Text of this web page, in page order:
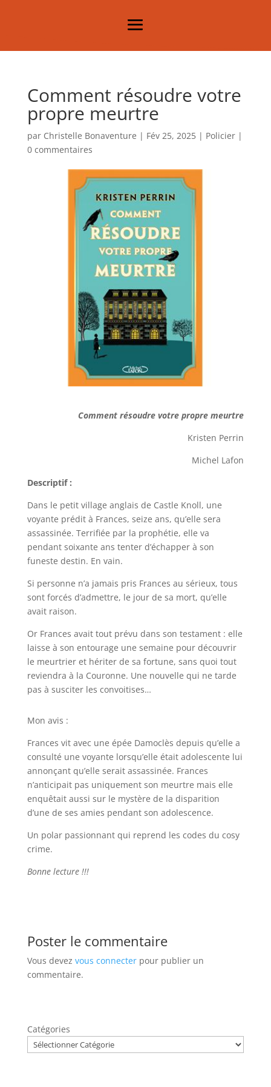
Comment résoudre votre
propre meurtre
par Christelle Bonaventure | Fév 25, 2025| Policier|
0 commentaires
Comment résoudre votre propre meurtre
Kristen Perrin
Michel Lafon
Descriptif :
Dans le petit village anglais de Castle Knoll, une
voyante prédit à Frances, seize ans, qu’elle sera
assassinée. Terrifiée par la prophétie, elle va
pendant soixante ans tenter d’échapper à son
funeste destin. En vain.
Si personne n’a jamais pris Frances au sérieux, tous
sont forcés d’admettre, le jour de sa mort, qu’elle
avait raison.
Or Frances avait tout prévu dans son testament : elle
laisse à son entourage une semaine pour découvrir
le meurtrier et hériter de sa fortune, sans quoi tout
reviendra à la Couronne. Une nouvelle qui ne tarde
pas à susciter les convoitises…
Mon avis :
Frances vit avec une épée Damoclès depuis qu’elle a
consulté une voyante lorsqu’elle était adolescente lui
annonçant qu’elle serait assassinée. Frances
n’anticipait pas uniquement son meurtre mais elle
enquêtait aussi sur le mystère de la disparition
d’une de ses amies pendant son adolescence.
Un polar passionnant qui reprend les codes du cosy
crime.
Bonne lecture !!!
Poster le commentaire
Vous devez vous connecterpour publier un
commentaire.
Catégories